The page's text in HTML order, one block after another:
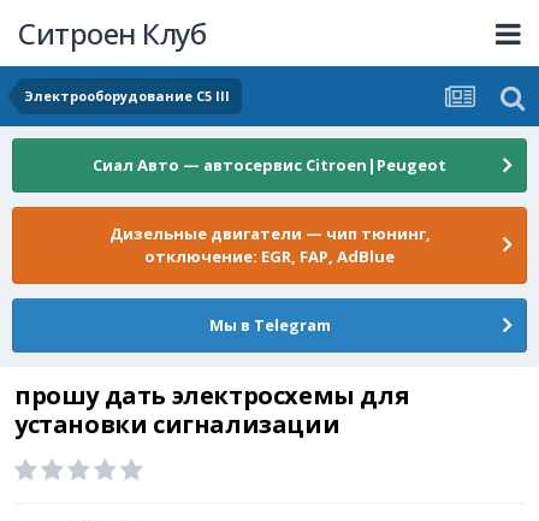
Ситроен Клуб
Электрооборудование C5 III
Сиал Авто — автосервис Citroen|Peugeot
Дизельные двигатели — чип тюнинг,
отключение: EGR, FAP, AdBlue
Мы в Telegram
прошу дать электросхемы для
установки сигнализации